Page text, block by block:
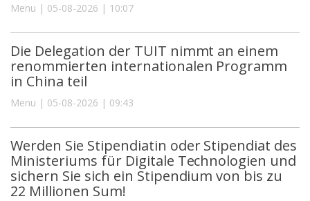
Menu | 05-08-2026 | 10:07
Die Delegation der TUIT nimmt an einem
renommierten internationalen Programm
in China teil
Menu | 05-08-2026 | 09:43
Werden Sie Stipendiatin oder Stipendiat des
Ministeriums für Digitale Technologien und
sichern Sie sich ein Stipendium von bis zu
22 Millionen Sum!